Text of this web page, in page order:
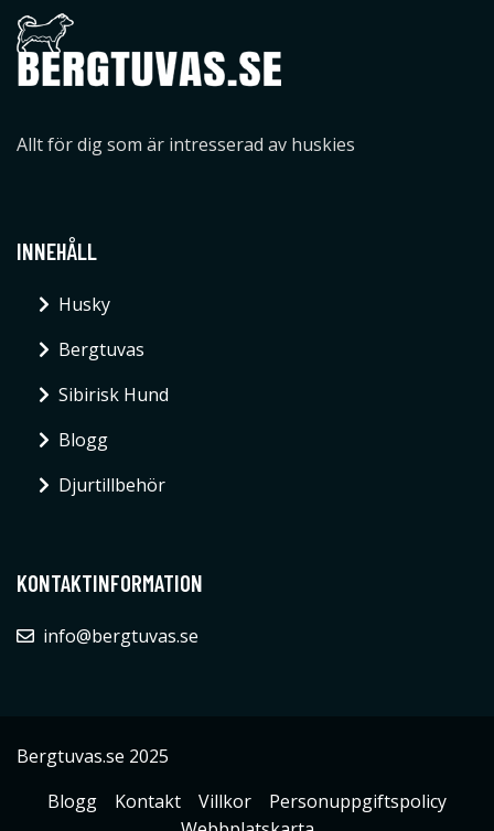
Allt för dig som är intresserad av huskies
INNEHÅLL
Husky
Bergtuvas
Sibirisk Hund
Blogg
Djurtillbehör
KONTAKTINFORMATION
info@bergtuvas.se
Bergtuvas.se 2025
Blogg
Kontakt Villkor
Personuppgiftspolicy